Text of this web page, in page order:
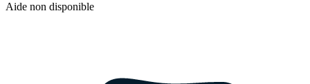
Aide non disponible